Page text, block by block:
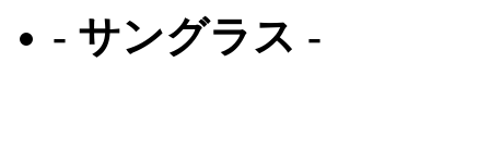
- サングラス -